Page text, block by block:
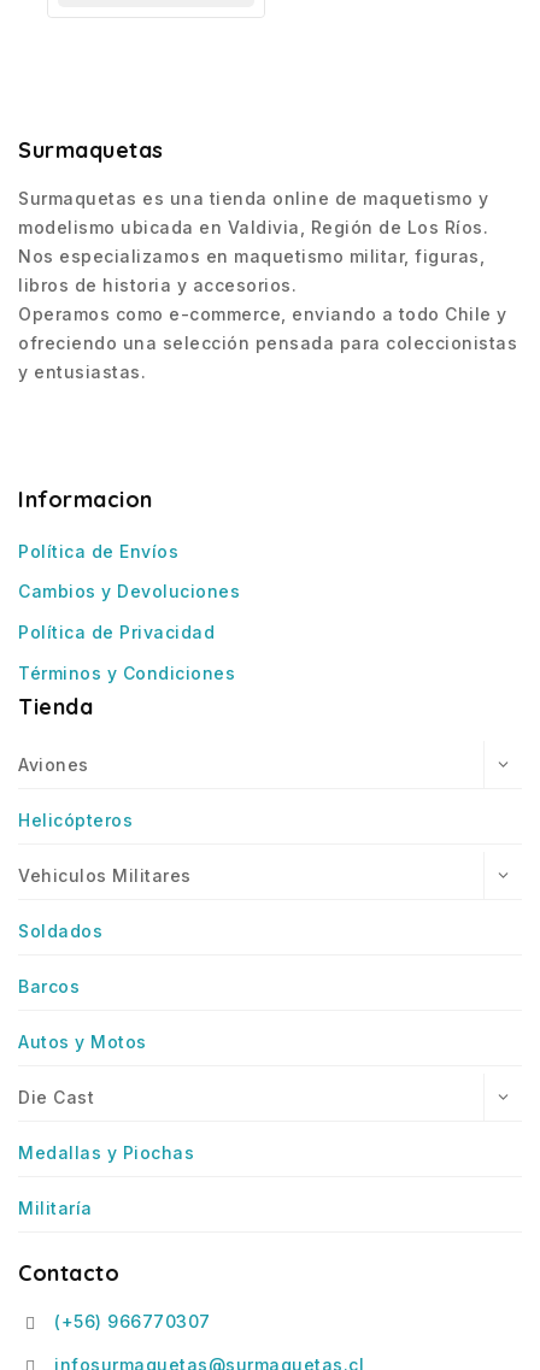
Surmaquetas
Surmaquetas es una tienda online de maquetismo y
modelismo ubicada en Valdivia, Región de Los Ríos.
Nos especializamos en maquetismo militar, figuras,
libros de historia y accesorios.
Operamos como e-commerce, enviando a todo Chile y
ofreciendo una selección pensada para coleccionistas
y entusiastas.
Informacion
Política de Envíos
Cambios y Devoluciones
Política de Privacidad
Términos y Condiciones
Tienda
Aviones
Helicópteros
Vehiculos Militares
Soldados
Barcos
Autos y Motos
Die Cast
Medallas y Piochas
Militaría
Contacto
(+56) 966770307
infosurmaquetas@surmaquetas.cl